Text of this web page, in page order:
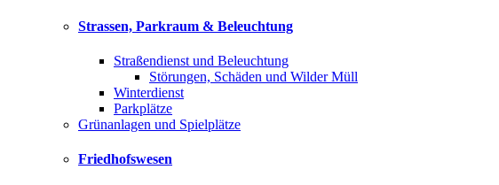
Strassen, Parkraum & Beleuchtung
Straßendienst und Beleuchtung
Störungen, Schäden und Wilder Müll
Winterdienst
Parkplätze
Grünanlagen und Spielplätze
Friedhofswesen